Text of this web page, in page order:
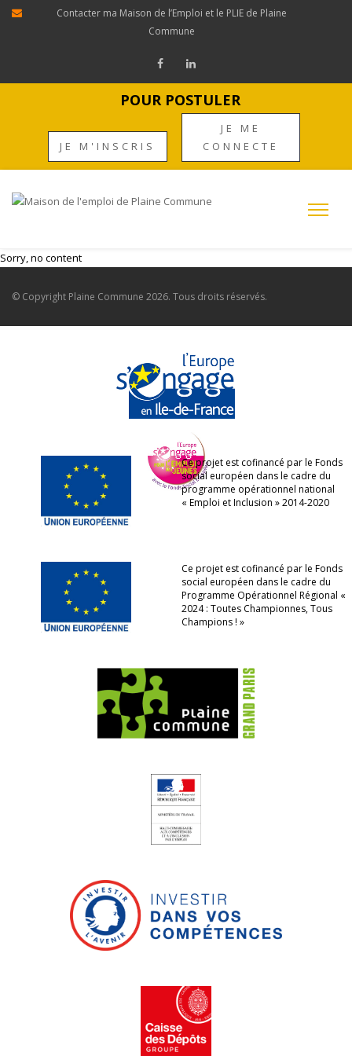
Contacter ma Maison de l’Emploi et le PLIE de Plaine
Commune
POUR POSTULER
JE M'INSCRIS
JE ME
CONNECTE
Sorry, no content
© Copyright Plaine Commune 2026. Tous droits réservés.
Ce projet est cofinancé par le Fonds
social européen dans le cadre du
programme opérationnel national
« Emploi et Inclusion » 2014-2020
Ce projet est cofinancé par le Fonds
social européen dans le cadre du
Programme Opérationnel Régional «
2024 : Toutes Championnes, Tous
Champions ! »